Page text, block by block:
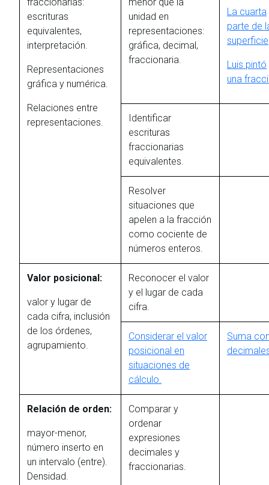
fraccionarias:
escrituras
equivalentes,
interpretación.
Representaciones
gráfica y numérica.
Relaciones entre
representaciones.
menor que la
unidad en
representaciones:
gráfica, decimal,
fraccionaria.
La cuarta
parte de
superficie
Luis pintó
una
Identificar
escrituras
fraccionarias
equivalentes.
Resolver
situaciones que
apelen a la fracción
como cociente de
números enteros.
Valor posicional:
valor y lugar de
cada cifra, inclusión
de los órdenes,
agrupamiento.
Reconocer el valor
y el lugar de cada
cifra.
Considerar el valor
posicional en
situaciones de
cálculo.
Suma
Relación de orden:
mayor-menor,
número inserto en
un intervalo (entre).
Densidad.
Comparar y
ordenar
expresiones
decimales y
fraccionarias.